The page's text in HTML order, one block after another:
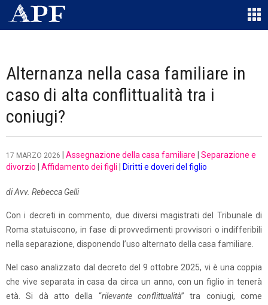
Alternanza nella casa familiare in
caso di alta conflittualità tra i
coniugi?
17 MARZO 2026 Assegnazione della casa familiare
Separazione e
divorzio
Affidamento dei figli Diritti e doveri del figlio
di Avv. Rebecca Gelli
Con i decreti in commento, due diversi magistrati del Tribunale di
Roma statuiscono, in fase di provvedimenti provvisori o indifferibili
nella separazione, disponendo l’uso alternato della casa familiare.
Nel caso analizzato dal decreto del 9 ottobre 2025, vi è una coppia
che vive separata in casa da circa un anno, con un figlio in tenerà
età. Si dà atto della “rilevante conflittualità” tra coniugi, come